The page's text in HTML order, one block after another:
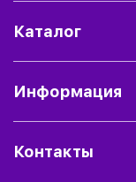
Каталог
Информация
Контакты